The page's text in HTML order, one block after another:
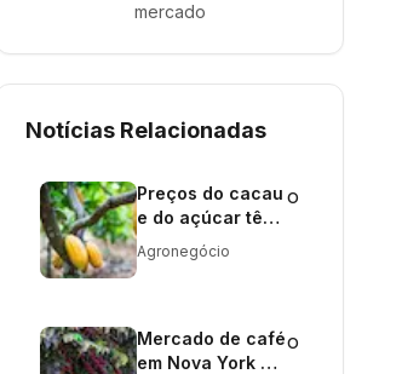
mercado
Notícias Relacionadas
Preços do cacau
e do açúcar têm
queda
significativa em
Agronegócio
o
Mercado de café
em Nova York em
o